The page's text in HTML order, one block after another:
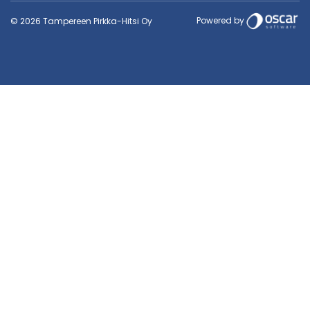
© 2026 Tampereen Pirkka-Hitsi Oy Powered by